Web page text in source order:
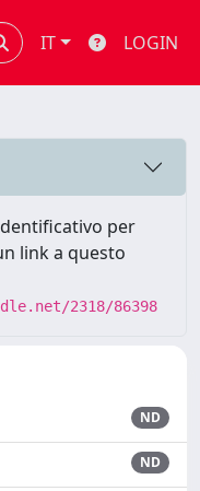
IT LOGIN
per
link a questo
2318/86398
ND
ND